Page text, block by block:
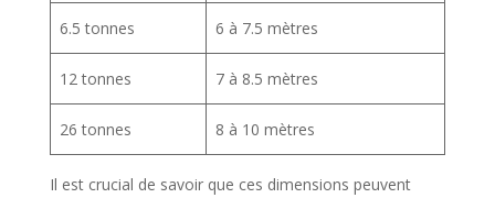
6.5 tonnes 6 à 7.5 mètres
12 tonnes 7 à 8.5 mètres
26 tonnes 8 à 10 mètres
Il est crucial de savoir que ces dimensions peuvent